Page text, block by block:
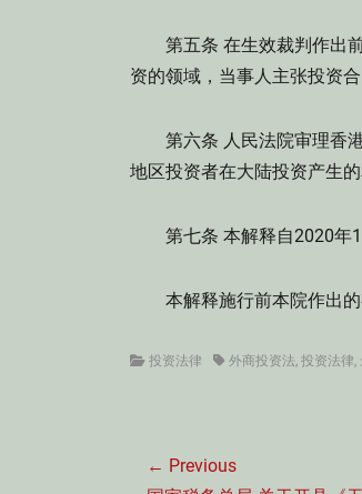
第五条 在生效裁判作出前
资的领域，当事人主张投资
第六条 人民法院审理香港
地区投资者在大陆投资产生
第七条 本解释自2020年1
本解释施行前本院作出的
Categories
投资法律 Tags外商投资法, 投资法律,
章
← Previous